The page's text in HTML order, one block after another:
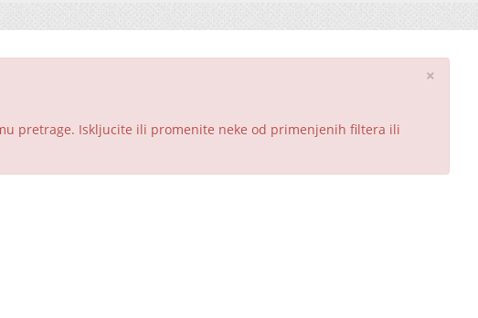
×
pretrage. Iskljucite ili promenite neke od primenjenih filtera ili